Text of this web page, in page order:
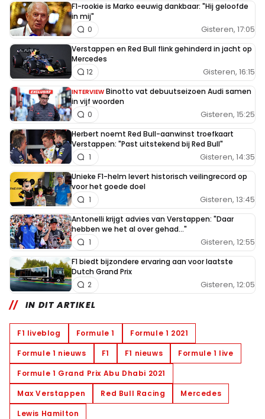
F1-rookie is Marko eeuwig dankbaar: "Hij geloofde
in mij"
Gisteren, 17:05
0
Verstappen en Red Bull flink gehinderd in jacht op
Mercedes
Gisteren, 16:15
12
INTERVIEW Binotto vat debuutseizoen Audi samen
in vijf woorden
Gisteren, 15:25
0
Herbert noemt Red Bull-aanwinst troefkaart
Verstappen: "Past uitstekend bij Red Bull"
Gisteren, 14:35
1
Unieke F1-helm levert historisch veilingrecord op
voor het goede doel
Gisteren, 13:45
1
Antonelli krijgt advies van Verstappen: "Daar
hebben we het al over gehad..."
Gisteren, 12:55
1
F1 biedt bijzondere ervaring aan voor laatste
Dutch Grand Prix
Gisteren, 12:05
2
IN DIT ARTIKEL
F1 liveblog Formule 1
Formule 1 2021
Formule 1 nieuws
F1 F1 nieuws
Formule 1 live
Formule 1 Grand Prix Abu Dhabi 2021
Max Verstappen
Red Bull Racing
Mercedes
Lewis Hamilton